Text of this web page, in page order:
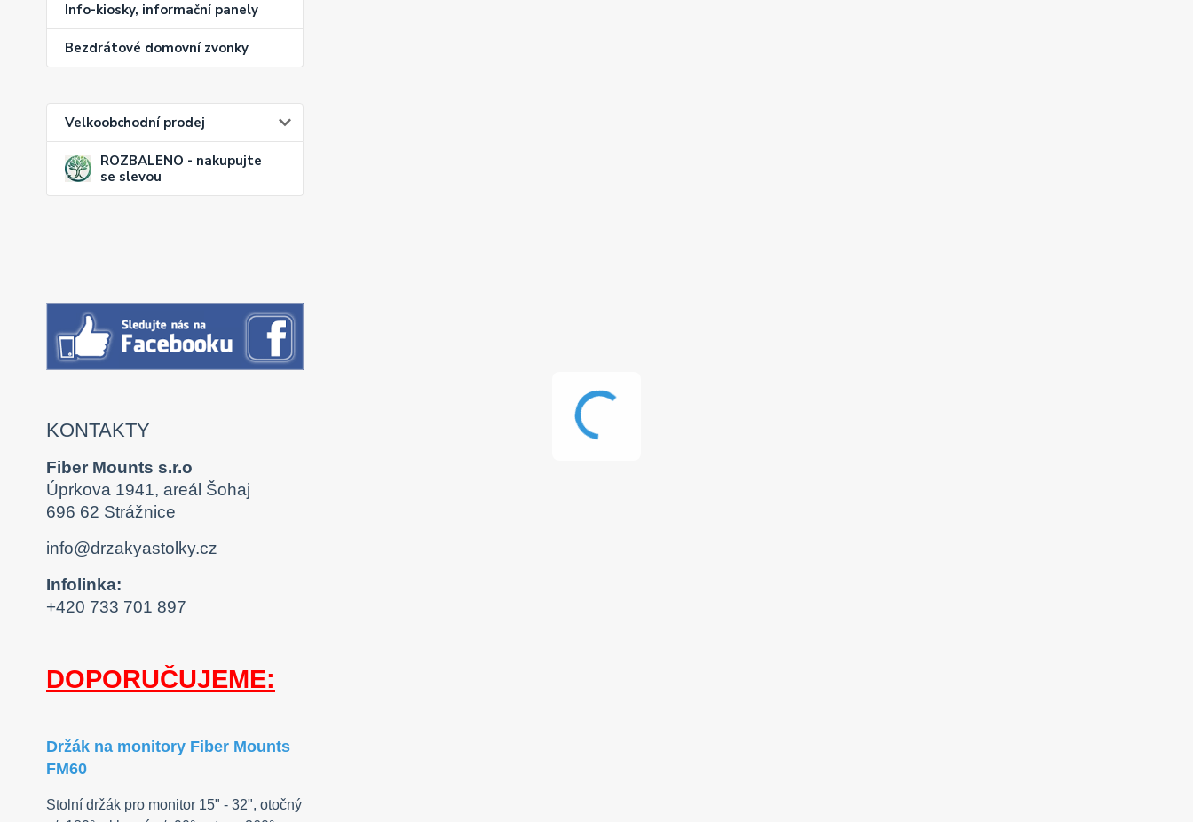
Info-kiosky, informační panely
Bezdrátové domovní zvonky
Velkoobchodní prodej
ROZBALENO - nakupujte
se slevou
KONTAKTY
Fiber Mounts s.r.o
Úprkova 1941, areál Šohaj
696 62 Strážnice
info@drzakyastolky.cz
Infolinka:
+420 733 701 897
DOPORUČUJEME:
Držák na monitory Fiber Mounts
FM60
Stolní držák pro monitor 15" - 32", otočný